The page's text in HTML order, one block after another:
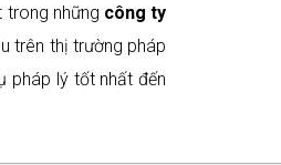
trong những công ty
trên thị trường pháp
pháp lý tốt nhất đến